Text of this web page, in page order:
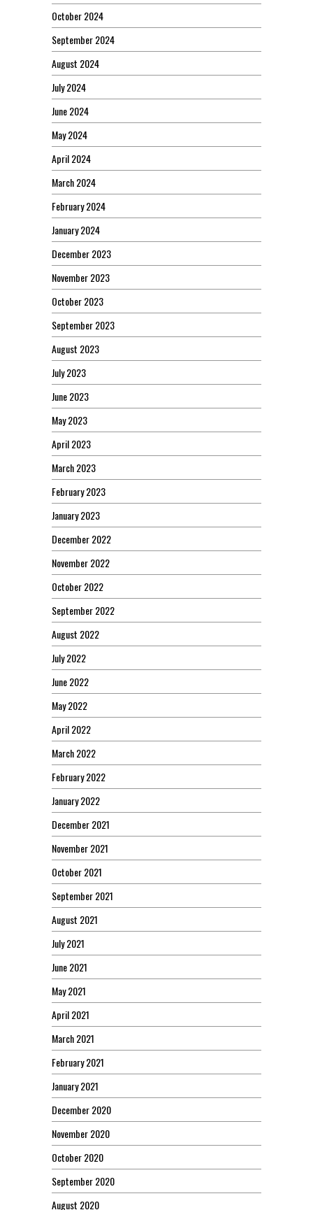
October 2024
September 2024
August 2024
July 2024
June 2024
May 2024
April 2024
March 2024
February 2024
January 2024
December 2023
November 2023
October 2023
September 2023
August 2023
July 2023
June 2023
May 2023
April 2023
March 2023
February 2023
January 2023
December 2022
November 2022
October 2022
September 2022
August 2022
July 2022
June 2022
May 2022
April 2022
March 2022
February 2022
January 2022
December 2021
November 2021
October 2021
September 2021
August 2021
July 2021
June 2021
May 2021
April 2021
March 2021
February 2021
January 2021
December 2020
November 2020
October 2020
September 2020
August 2020